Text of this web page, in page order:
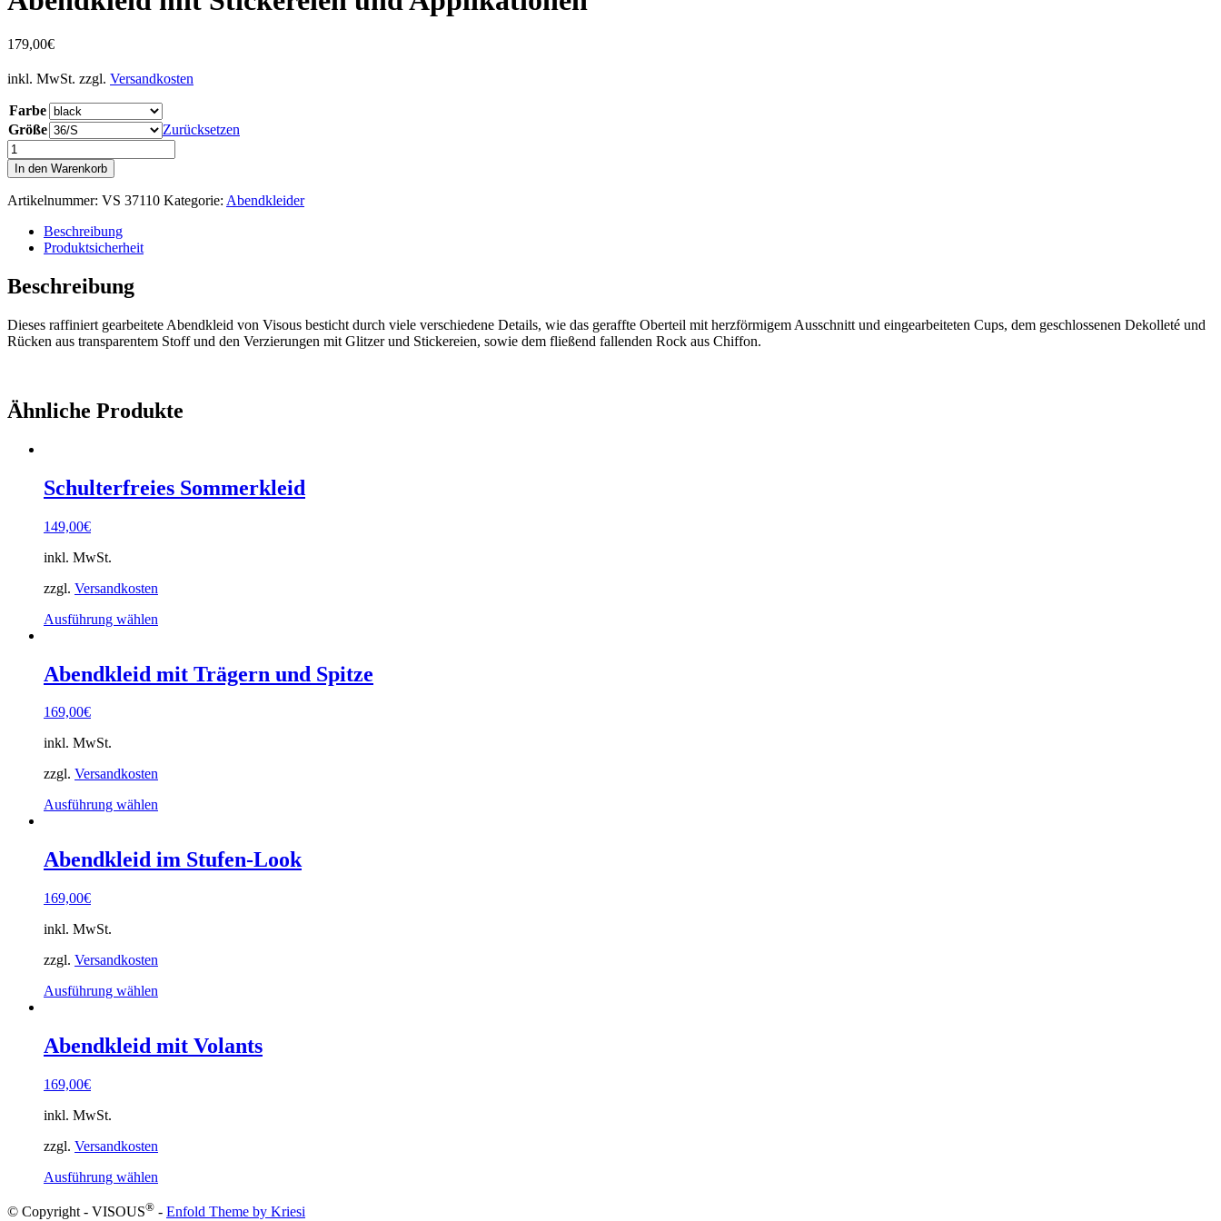
179,00€
inkl. MwSt. zzgl. Versandkosten
Farbe
Größe
Zurücksetzen
Abendkleid
mit
Stickereien
und
Menge
In den Warenkorb
Artikelnummer: VS 37110 Kategorie: Abendkleider
Beschreibung
Produktsicherheit
Beschreibung
Dieses raffiniert gearbeitete Abendkleid von Visous besticht durch viele verschiedene Details, wie das geraffte Oberteil mit herzförmigem Ausschnitt und eingearbeiteten Cups, dem geschlossenen Dekolleté und
Rücken aus transparentem Stoff und den Verzierungen mit Glitzer und Stickereien, sowie dem fließend fallenden Rock aus Chiffon.
Ähnliche Produkte
Schulterfreies Sommerkleid
149,00€
inkl. MwSt.
zzgl. Versandkosten
Ausführung wählen
mehrere
Varianten
der
gewählt
Abendkleid mit Trägern und Spitze
169,00€
inkl. MwSt.
zzgl. Versandkosten
Ausführung wählen
mehrere
Varianten
der
gewählt
Abendkleid im Stufen-Look
169,00€
inkl. MwSt.
zzgl. Versandkosten
Ausführung wählen
mehrere
Varianten
der
gewählt
Abendkleid mit Volants
169,00€
inkl. MwSt.
zzgl. Versandkosten
Ausführung wählen
weist
© Copyright - VISOUS® - Enfold Theme by Kriesi